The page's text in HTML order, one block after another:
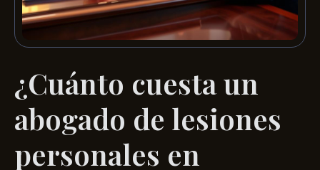
¿Cuánto cuesta un
abogado de lesiones
personales en